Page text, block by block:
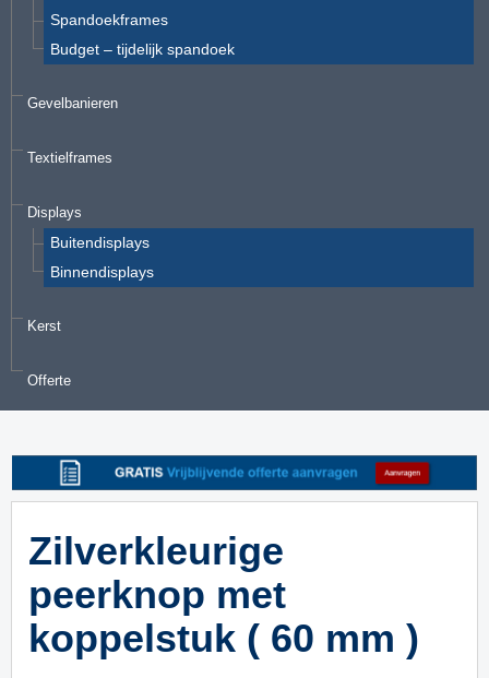
Spandoekframes
Budget – tijdelijk spandoek
Gevelbanieren
Textielframes
Displays
Buitendisplays
Binnendisplays
Kerst
Offerte
Zilverkleurige
peerknop met
koppelstuk ( 60 mm )